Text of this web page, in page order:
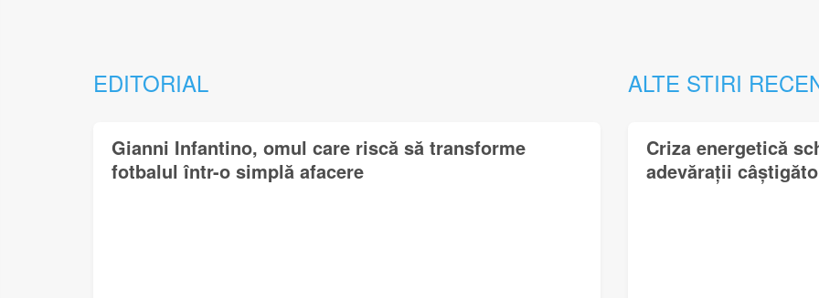
EDITORIAL
Gianni Infantino, omul care riscă să transforme
fotbalul într-o simplă afacere
ALTE STIRI
Criza energetică
adevărații